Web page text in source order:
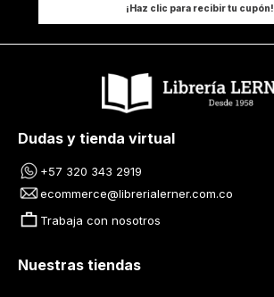
¡Haz clic para recibir tu cupón!
Dudas y tienda virtual
+57 320 343 2919
ecommerce@librerialerner.com.co
Trabaja con nosotros
Nuestras tiendas